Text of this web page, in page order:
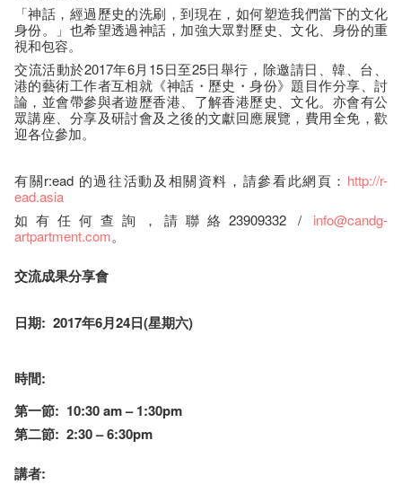
「神話，經過歷史的洗刷，到現在，如何塑造我們當下的文化
身份。」也希望透過神話，加強大眾對歷史、文化、身份的重
視和包容。
交流活動於2017年6月15日至25日舉行，除邀請日、韓、台、
港的藝術工作者互相就《神話・歷史・身份》題目作分享、討
論，並會帶參與者遊歷香港、了解香港歷史、文化。亦會有公
眾講座、分享及研討會及之後的文獻回應展覽，費用全免，歡
迎各位參加。
有關r:ead 的過往活動及相關資料，請參看此網頁： http://r-
ead.asia
如有任何查詢，請聯絡23909332 / info@candg-
artpartment.com。
交流成果分享會
日期: 2017年6月24日(星期六)
時間:
第一節: 10:30 am – 1:30pm
第二節: 2:30 – 6:30pm
講者: